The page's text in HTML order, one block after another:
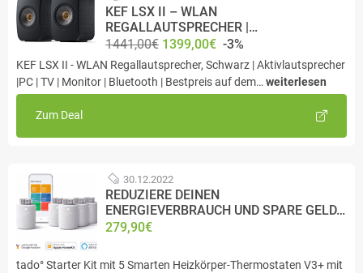
KEF LSX II – WLAN
REGALLAUTSPRECHER |…
1441,00€ 1399,00€ -3%
KEF LSX II - WLAN Regallautsprecher, Schwarz | Aktivlautsprecher
|PC | TV | Monitor | Bluetooth | Bestpreis auf dem… weiterlesen
Zum Deal
30.12.2022
REDUZIERE DEINEN
ENERGIEVERBRAUCH UND SPARE GELD…
279,90€
tado° Starter Kit mit 5 Smarten Heizkörper-Thermostaten V3+ mit